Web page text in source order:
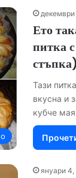
декември
Ето
питка
стъпка)
Тази
вкусна и
кубче
януари 4,